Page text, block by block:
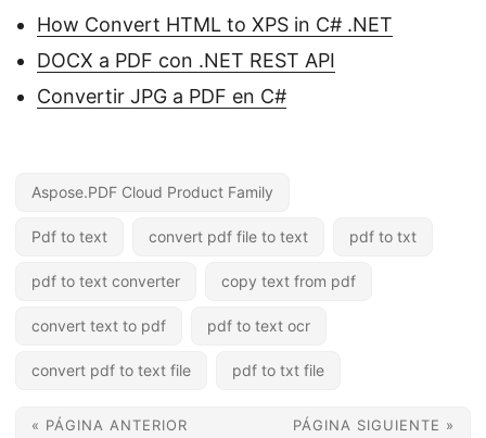
How Convert HTML to XPS in C# .NET
DOCX a PDF con .NET REST API
Convertir JPG a PDF en C#
Aspose.PDF Cloud Product Family
Pdf to text convert pdf file to text pdf to txt
pdf to text converter copy text from pdf
convert text to pdf pdf to text ocr
convert pdf to text file pdf to txt file
« PÁGINA ANTERIOR PÁGINA SIGUIENTE »